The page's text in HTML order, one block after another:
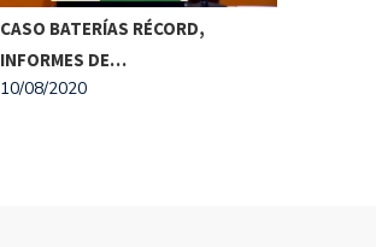
CASO BATERÍAS RÉCORD,
INFORMES DE…
10/08/2020